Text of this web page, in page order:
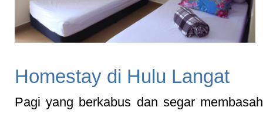
Homestay di Hulu Langat
Pagi yang berkabus dan segar